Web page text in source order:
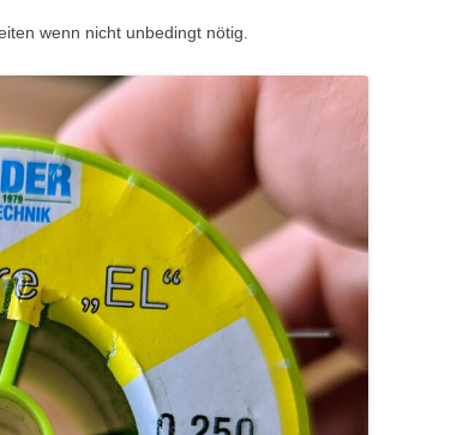
wenn nicht unbedingt nötig.